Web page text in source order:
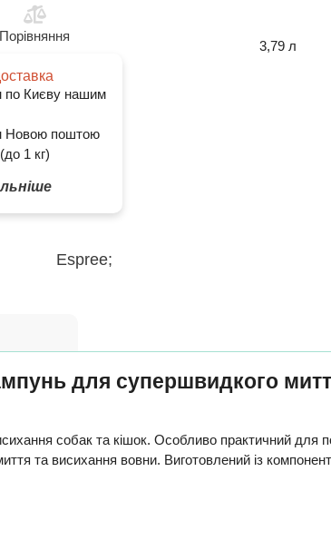
Порівняння
по Києву нашим
Новою поштою
1 кг)
Espree;
3,79 л
для супершвидкого
собак та кішок. Особливо практичний для
та висихання вовни. Виготовлений із